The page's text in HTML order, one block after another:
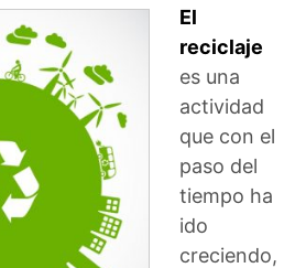
El
reciclaje
es una
actividad
que con el
paso del
tiempo ha
ido
creciendo,